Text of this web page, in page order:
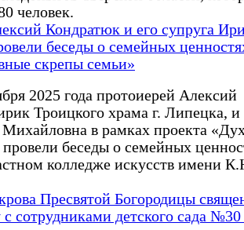
человек.
Кондратюк и его супруга
беседы о семейных
скрепы семьи»
2025 года протоиерей Алексий
Троицкого храма г. Липецка, и
в рамках проекта
беседы о семейных
колледже искусств имени
Пресвятой Богородицы
с сотрудниками детского сада №30